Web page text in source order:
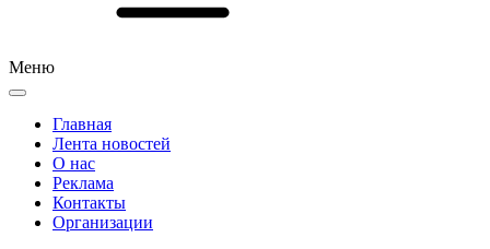
Меню
Главная
Лента новостей
О нас
Реклама
Контакты
Организации